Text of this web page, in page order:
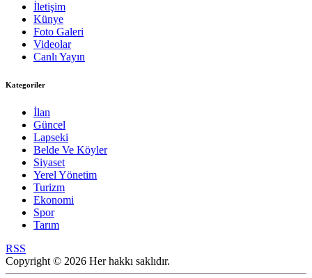
İletişim
Künye
Foto Galeri
Videolar
Canlı Yayın
Kategoriler
İlan
Güncel
Lapseki
Belde Ve Köyler
Siyaset
Yerel Yönetim
Turizm
Ekonomi
Spor
Tarım
RSS
Copyright © 2026 Her hakkı saklıdır.